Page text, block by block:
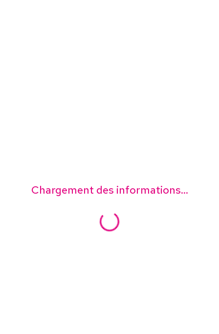
Chargement des informations...